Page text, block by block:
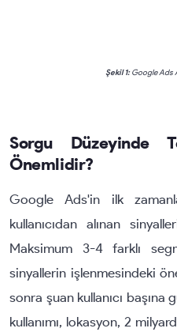
Şekil 1:Google Ads
Sorgu Düzeyinde
Önemlidir?
Google Ads'in ilk
kullanıcıdan alınan
Maksimum 3-4 farklı
sinyallerin işlenmesindeki
sonra şuan kullanıcı
kullanımı, lokasyon, 2